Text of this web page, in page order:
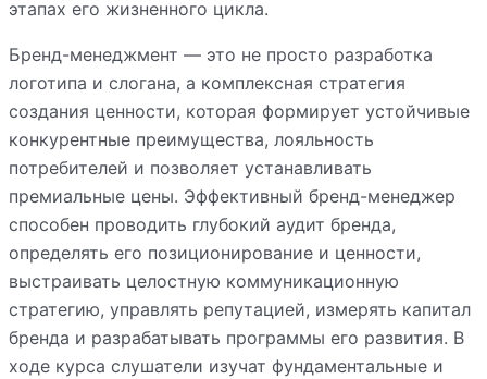
этапах его жизненного цикла.
Бренд-менеджмент — это не просто разработка
логотипа и слогана, а комплексная стратегия
создания ценности, которая формирует устойчивые
конкурентные преимущества, лояльность
потребителей и позволяет устанавливать
премиальные цены. Эффективный бренд-менеджер
способен проводить глубокий аудит бренда,
определять его позиционирование и ценности,
выстраивать целостную коммуникационную
стратегию, управлять репутацией, измерять капитал
бренда и разрабатывать программы его развития. В
ходе курса слушатели изучат фундаментальные и